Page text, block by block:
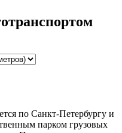
по Санкт-Петербургу и
парком грузовых